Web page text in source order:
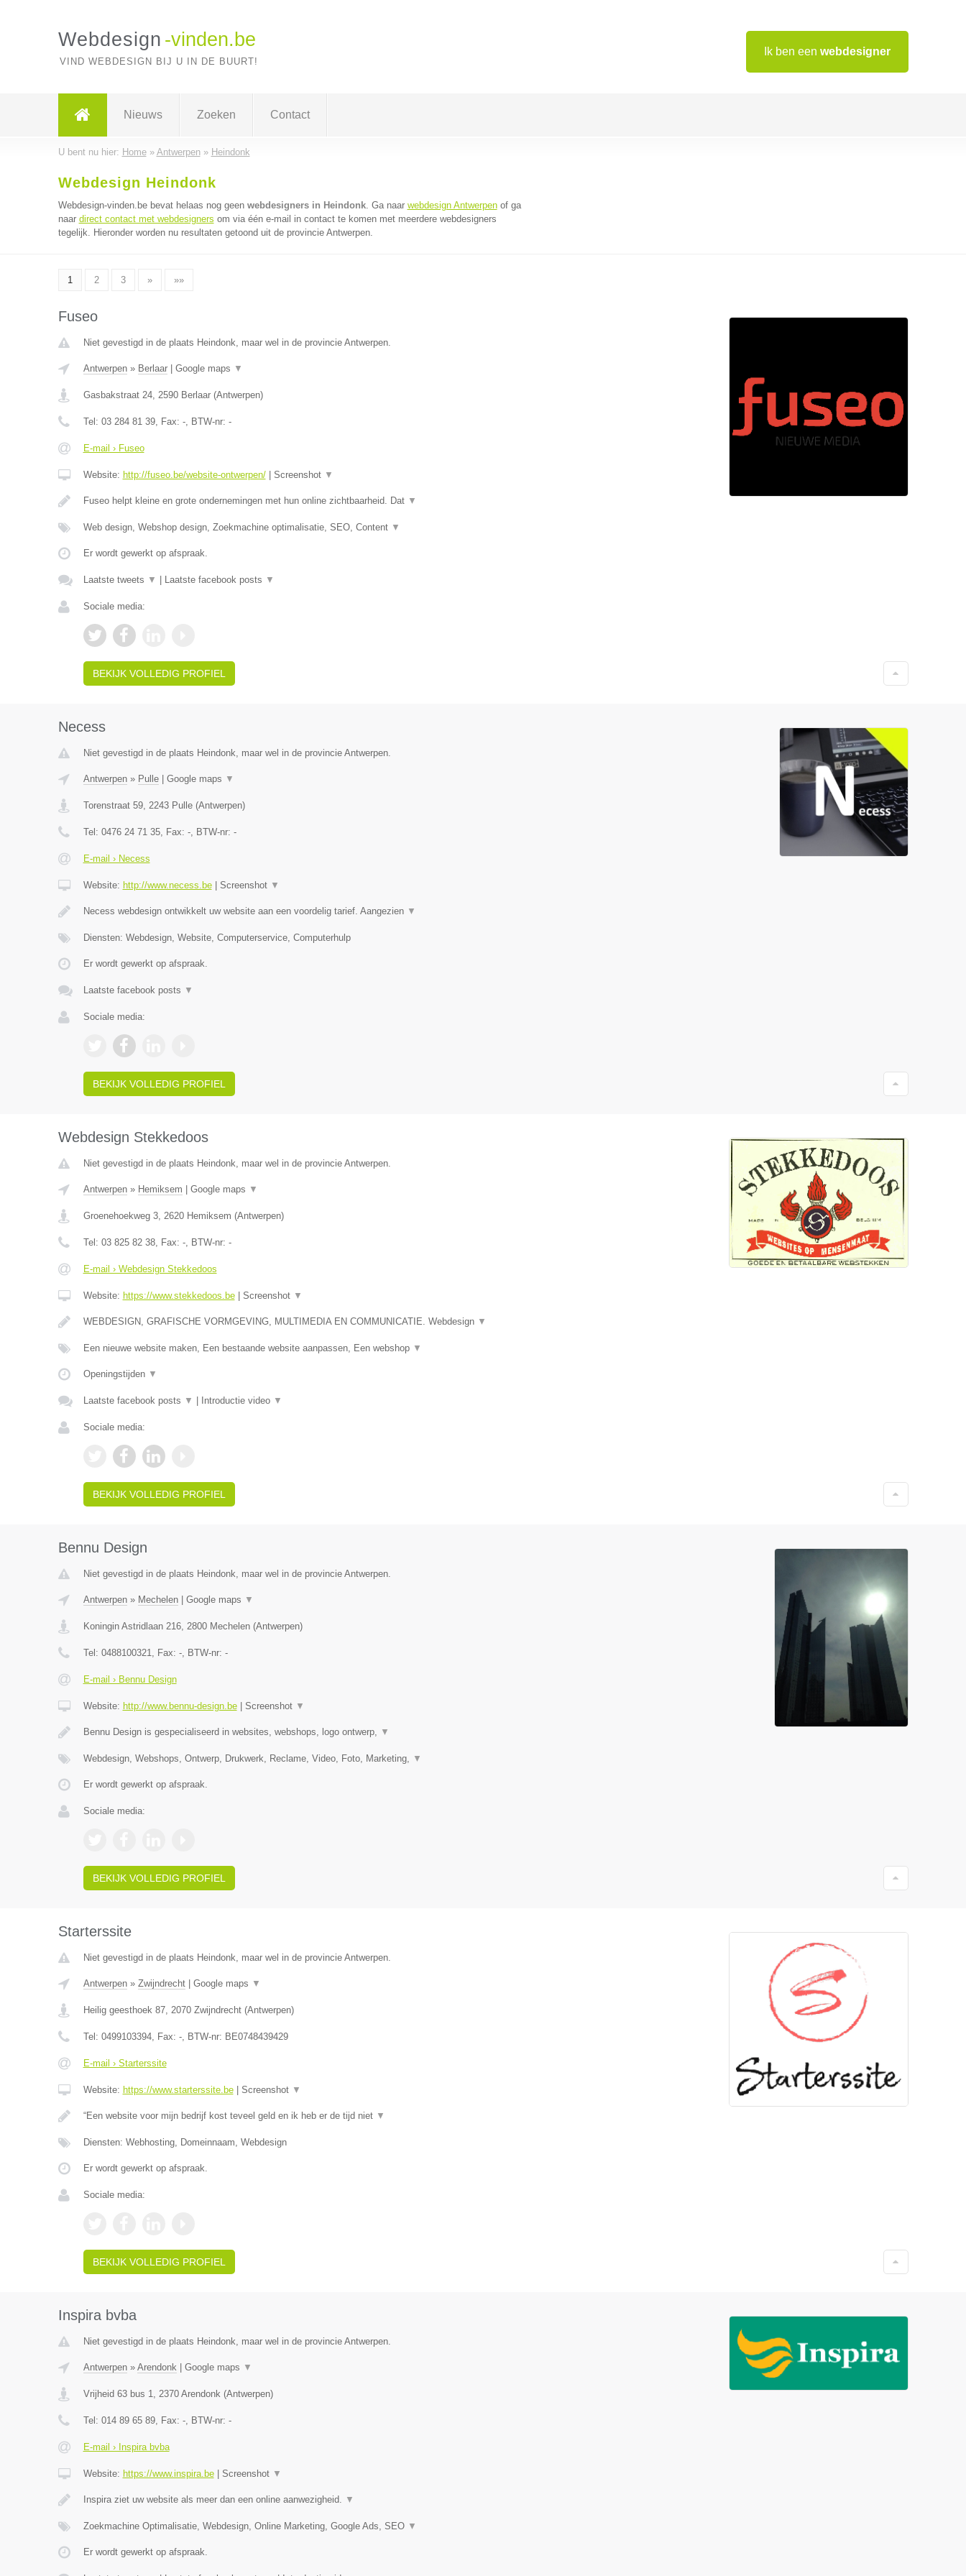
Ik ben een webdesigner
Webdesign -vinden.be
VIND WEBDESIGN BIJ U IN DE BUURT!
Nieuws Zoeken Contact
U bent nu hier: Home» Antwerpen» Heindonk
Webdesign Heindonk
Webdesign-vinden.be bevat helaas nog geen webdesigners in Heindonk. Ga naar webdesign Antwerpenof ga
naar direct contact met webdesigners om via één e-mail in contact te komen met meerdere webdesigners
tegelijk. Hieronder worden nu resultaten getoond uit de provincie Antwerpen.
1 2 3 » »»
Fuseo
Niet gevestigd in de plaats Heindonk, maar wel in de provincie Antwerpen.
Antwerpen» Berlaar| Google maps ▼
Gasbakstraat 24, 2590 Berlaar(Antwerpen)
Tel: 03 284 81 39, Fax: -, BTW-nr: -
E-mail › Fuseo
Website: http://fuseo.be/website-ontwerpen/| Screenshot ▼
Fuseo helpt kleine en grote ondernemingen met hun online zichtbaarheid. Dat ▼
Web design, Webshop design, Zoekmachine optimalisatie, SEO, Content ▼
Er wordt gewerkt op afspraak.
Laatste tweets ▼ Laatste facebook posts ▼
Sociale media:
BEKIJK VOLLEDIG PROFIEL
Necess
Niet gevestigd in de plaats Heindonk, maar wel in de provincie Antwerpen.
Antwerpen» Pulle| Google maps ▼
Torenstraat 59, 2243 Pulle(Antwerpen)
Tel: 0476 24 71 35, Fax: -, BTW-nr: -
E-mail › Necess
Website: http://www.necess.be| Screenshot ▼
Necess webdesign ontwikkelt uw website aan een voordelig tarief. Aangezien ▼
Diensten: Webdesign, Website, Computerservice, Computerhulp
Er wordt gewerkt op afspraak.
Laatste facebook posts ▼
Sociale media:
BEKIJK VOLLEDIG PROFIEL
Webdesign Stekkedoos
Niet gevestigd in de plaats Heindonk, maar wel in de provincie Antwerpen.
Antwerpen» Hemiksem Google maps ▼
Groenehoekweg 3, 2620 Hemiksem (Antwerpen)
Tel: 03 825 82 38, Fax: -, BTW-nr: -
E-mail › Webdesign Stekkedoos
Website: https://www.stekkedoos.be| Screenshot ▼
WEBDESIGN, GRAFISCHE VORMGEVING, MULTIMEDIA EN COMMUNICATIE. Webdesign ▼
Een nieuwe website maken, Een bestaande website aanpassen, Een webshop ▼
Openingstijden ▼
Laatste facebook posts ▼ Introductie video ▼
Sociale media:
BEKIJK VOLLEDIG PROFIEL
Bennu Design
Niet gevestigd in de plaats Heindonk, maar wel in de provincie Antwerpen.
Antwerpen» Mechelen| Google maps ▼
Koningin Astridlaan 216, 2800 Mechelen(Antwerpen)
Tel: 0488100321, Fax: -, BTW-nr: -
E-mail › Bennu Design
Website: http://www.bennu-design.be| Screenshot ▼
Bennu Design is gespecialiseerd in websites, webshops, logo ontwerp, ▼
Webdesign, Webshops, Ontwerp, Drukwerk, Reclame, Video, Foto, Marketing, ▼
Er wordt gewerkt op afspraak.
Sociale media:
BEKIJK VOLLEDIG PROFIEL
Starterssite
Niet gevestigd in de plaats Heindonk, maar wel in de provincie Antwerpen.
Antwerpen» Zwijndrecht| Google maps ▼
Heilig geesthoek 87, 2070 Zwijndrecht(Antwerpen)
Tel: 0499103394, Fax: -, BTW-nr: BE0748439429
E-mail › Starterssite
Website: https://www.starterssite.be| Screenshot ▼
“Een website voor mijn bedrijf kost teveel geld en ik heb er de tijd niet ▼
Diensten: Webhosting, Domeinnaam, Webdesign
Er wordt gewerkt op afspraak.
Sociale media:
BEKIJK VOLLEDIG PROFIEL
Inspira bvba
Niet gevestigd in de plaats Heindonk, maar wel in de provincie Antwerpen.
Antwerpen» Arendonk| Google maps ▼
Vrijheid 63 bus 1, 2370 Arendonk(Antwerpen)
Tel: 014 89 65 89, Fax: -, BTW-nr: -
E-mail › Inspira bvba
Website: https://www.inspira.be| Screenshot ▼
Inspira ziet uw website als meer dan een online aanwezigheid. ▼
Zoekmachine Optimalisatie, Webdesign, Online Marketing, Google Ads, SEO ▼
Er wordt gewerkt op afspraak.